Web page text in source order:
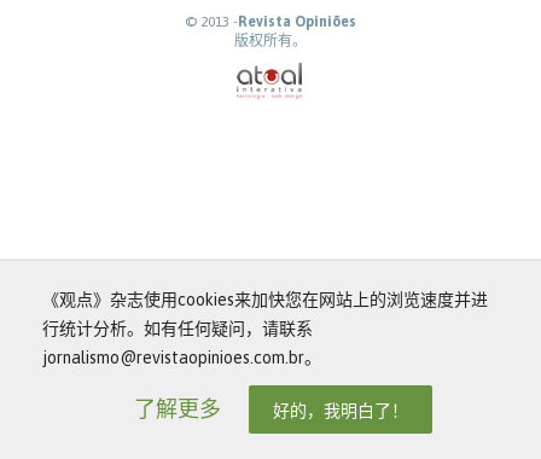
© 2013 -Revista Opiniões
版权所有。
《观点》杂志使用cookies来加快您在网站上的浏览速度并进
行统计分析。如有任何疑问，请联系
jornalismo@revistaopinioes.com.br。
了解更多 好的，我明白了！